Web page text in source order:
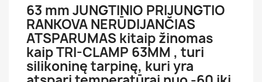
63 mm JUNGTINIO PRIJUNGTIO
RANKOVA NERŪDIJANČIAS
ATSPARUMAS kitaip žinomas
kaip TRI-CLAMP 63MM , turi
silikoninę tarpinę, kuri yra